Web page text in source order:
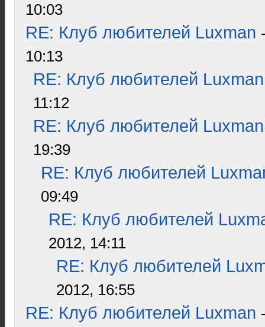
10:03
RE: Клуб любителей Luxman
10:13
RE: Клуб любителей Luxman
11:12
RE: Клуб любителей Luxman
19:39
RE: Клуб любителей
09:49
RE: Клуб любителей
2012, 14:11
RE: Клуб любителей
2012, 16:55
RE: Клуб любителей Luxman